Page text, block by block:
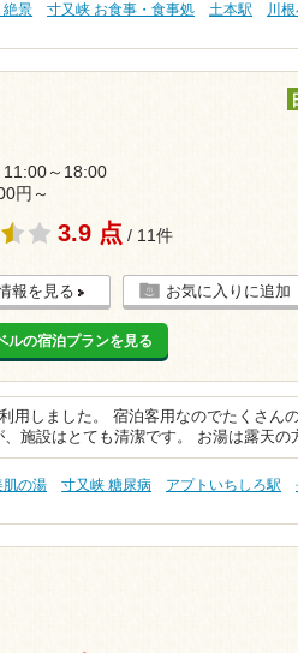
絶景 寸又峡 お食事・食事処 土本駅 川
～18:00
円～
3.9 点 / 11件
報を見る お気に入りに追加
ルの宿泊プランを見る
用しました。 宿泊客用なのでたくさん
施設はとても清潔です。 お湯は露天
肌の湯 寸又峡 糖尿病 アプトいちしろ駅